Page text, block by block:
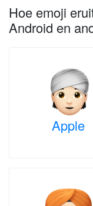
Hoe emoji
Android en
Apple